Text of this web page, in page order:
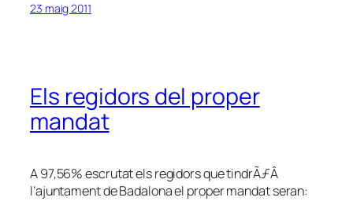
23 maig 2011
Els regidors del proper
mandat
A 97,56% escrutat els regidors que tindrÃƒÂ
l’ajuntament de Badalona el proper mandat seran: